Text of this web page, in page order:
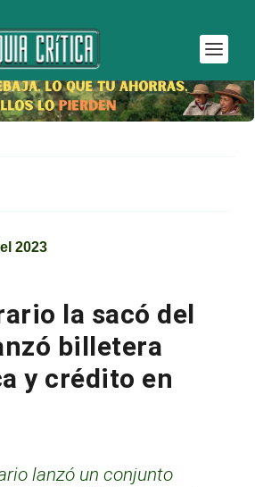
2023
la sacó del
billetera
y crédito en
lanzó un conjunto